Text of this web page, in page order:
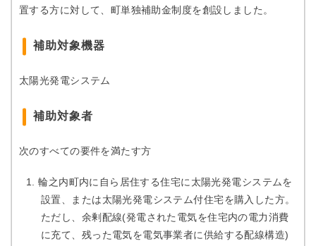
置する方に対して、町単独補助金制度を創設しました。
補助対象機器
太陽光発電システム
補助対象者
次のすべての要件を満たす方
輪之内町内に自ら居住する住宅に太陽光発電システムを
設置、または太陽光発電システム付住宅を購入した方。
ただし、余剰配線(発電された電気を住宅内の電力消費
に充て、残った電気を電気事業者に供給する配線構造)